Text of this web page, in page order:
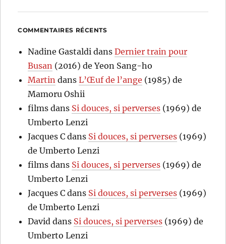
COMMENTAIRES RÉCENTS
Nadine Gastaldi dansDernier train pour
Busan (2016) de Yeon Sang-ho
Martin dansL’Œuf de l’ange (1985) de
Mamoru Oshii
films dans Si douces, si perverses (1969) de
Umberto Lenzi
Jacques C dans Si douces, si perverses (1969)
de Umberto Lenzi
films dans Si douces, si perverses (1969) de
Umberto Lenzi
Jacques C dans Si douces, si perverses (1969)
de Umberto Lenzi
David dans Si douces, si perverses (1969) de
Umberto Lenzi